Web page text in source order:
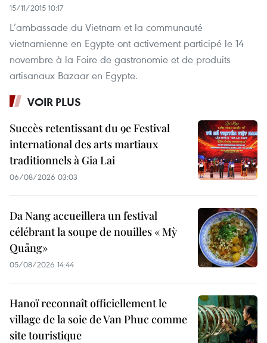
15/11/2015 10:17
L’ambassade du Vietnam et la communauté
vietnamienne en Egypte ont activement participé le 14
novembre à la Foire de gastronomie et de produits
artisanaux Bazaar en Egypte.
VOIR PLUS
Succès retentissant du 9e Festival
international des arts martiaux
traditionnels à Gia Lai
06/08/2026 03:03
Da Nang accueillera un festival
célébrant la soupe de nouilles « Mỳ
Quảng»
05/08/2026 14:44
Hanoï reconnaît officiellement le
village de la soie de Van Phuc comme
site touristique